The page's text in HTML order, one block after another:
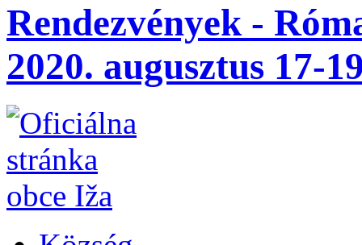
Rendezvények -
2020. augusztus 17-